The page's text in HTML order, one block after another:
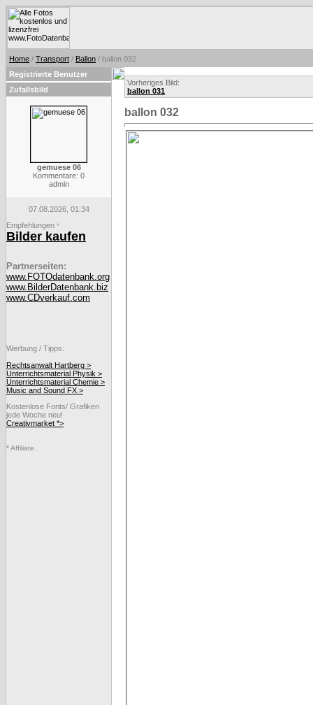
Home / Transport / Ballon / ballon 032
Registrierte Benutzer
Zufallsbild
gemuese 06
Kommentare: 0
admin
07.08.2026, 01:34
Empfehlungen *
Bilder kaufen
Partnerseiten:
www.FOTOdatenbank.org
www.BilderDatenbank.biz
www.CDverkauf.com
Werbung / Tipps:
Rechtsanwalt Hartberg >
Unterrichtsmaterial Physik >
Unterrichtsmaterial Chemie >
Music and Sound FX >
Kostenlose Fonts/ Grafiken
jede Woche neu!
Creativmarket *>
* Affiliate.
Vorheriges Bild:
ballon 031
ballon 032